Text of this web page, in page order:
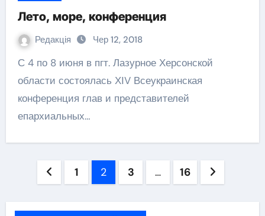
Лето, море, конференция
Редакція Чер 12, 2018
С 4 по 8 июня в пгт. Лазурное Херсонской
области состоялась ХІV Всеукраинская
конференция глав и представителей
епархиальных…
Навігація
1 2 3 … 16